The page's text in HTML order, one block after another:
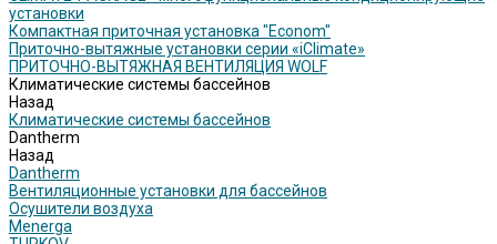
установки
Компактная приточная установка "Econom"
Приточно-вытяжные установки серии «iClimate»
ПРИТОЧНО-ВЫТЯЖНАЯ ВЕНТИЛЯЦИЯ WOLF
Климатические системы бассейнов
Назад
Климатические системы бассейнов
Dantherm
Назад
Dantherm
Вентиляционные установки для бассейнов
Осушители воздуха
Menerga